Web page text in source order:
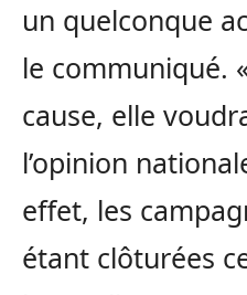
un quelconque
le communiqué.
cause, elle
l’opinion
effet, les
étant clôturées